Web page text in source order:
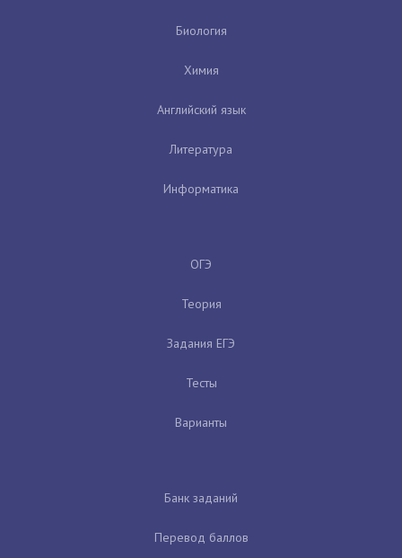
Биология
Химия
Английский язык
Литература
Информатика
ОГЭ
Теория
Задания ЕГЭ
Тесты
Варианты
Банк заданий
Перевод баллов